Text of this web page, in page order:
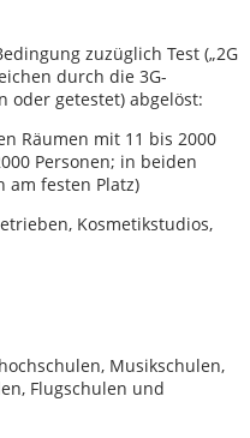
zuzüglich Test („2G
durch die 3G-
oder getestet) abgelöst:
Räumen mit 11 bis 2000
Personen; in beiden
am festen Platz)
Kosmetikstudios,
Musikschulen,
Flugschulen und